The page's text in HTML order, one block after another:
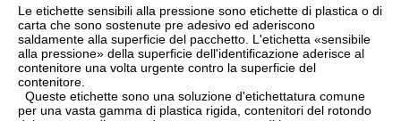
Le etichette sensibili alla pressione sono etichette di plastica o di
carta che sono sostenute pre adesivo ed aderiscono
saldamente alla superficie del pacchetto. L'etichetta «sensibile
alla pressione» della superficie dell'identificazione aderisce al
contenitore una volta urgente contro la superficie del
contenitore.
per una vasta gamma di plastica rigida, contenitori del rotondo